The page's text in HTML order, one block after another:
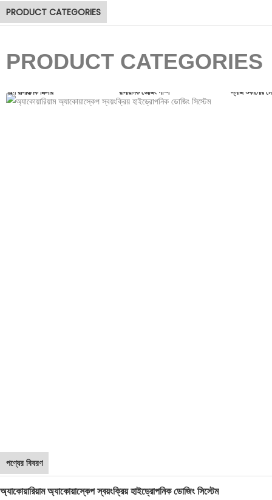
PRODUCT CATEGORIES
PRODUCT CATEGORIES
শিল্প রাসায়নিক মিক্সার রাসায়নিক ডোজিং পাম্প স্লাজ শুকানোর
পণ্যের বিবরণ
অ্যাকোয়ারিয়াম অ্যাকোয়াস্কেপ স্বয়ংক্রিয় হাইড্রোপনিক ডোজিং সিস্টেম